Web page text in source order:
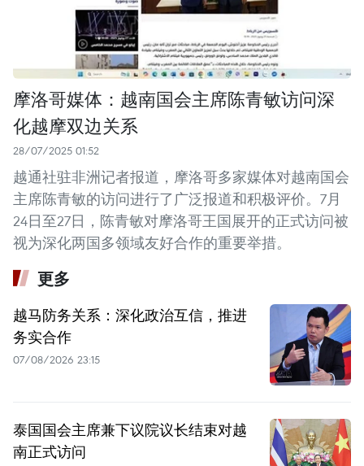
摩洛哥媒体：越南国会主席陈青敏访问深
化越摩双边关系
28/07/2025 01:52
越通社驻非洲记者报道，摩洛哥多家媒体对越南国会
主席陈青敏的访问进行了广泛报道和积极评价。7月
24日至27日，陈青敏对摩洛哥王国展开的正式访问被
视为深化两国多领域友好合作的重要举措。
更多
越马防务关系：深化政治互信，推进
务实合作
07/08/2026 23:15
泰国国会主席兼下议院议长结束对越
南正式访问